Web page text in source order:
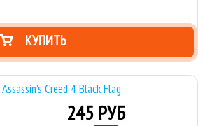
КУПИТЬ
Assassin's Creed 4 Black Flag
245 РУБ